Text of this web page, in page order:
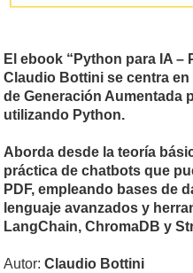
El ebook “Python para IA
Claudio Bottini se centra
de Generación Aumentada
utilizando Python.
Aborda desde la teoría
práctica de chatbots que
PDF, empleando bases de
lenguaje avanzados y
LangChain, ChromaDB y
Autor: Claudio Bottini